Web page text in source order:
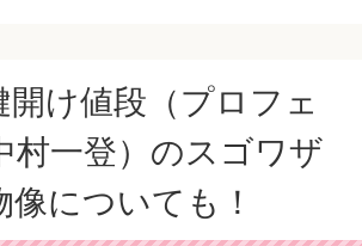
開け値段（プロフェ
村一登）のスゴワザ
像についても！